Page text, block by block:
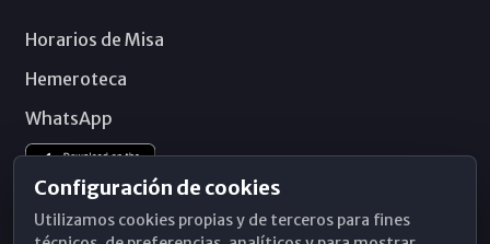
Horarios de Misa
Hemeroteca
WhatsApp
Configuración de cookies
Utilizamos cookies propias y de terceros para fines